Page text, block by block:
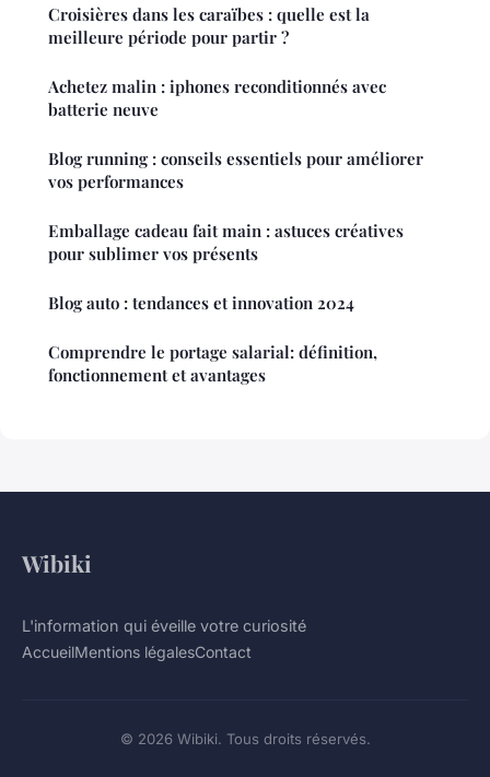
Croisières dans les caraïbes : quelle est la
meilleure période pour partir ?
Achetez malin : iphones reconditionnés avec
batterie neuve
Blog running : conseils essentiels pour améliorer
vos performances
Emballage cadeau fait main : astuces créatives
pour sublimer vos présents
Blog auto : tendances et innovation 2024
Comprendre le portage salarial: définition,
fonctionnement et avantages
Wibiki
L'information qui éveille votre curiosité
AccueilMentions légalesContact
© 2026 Wibiki. Tous droits réservés.